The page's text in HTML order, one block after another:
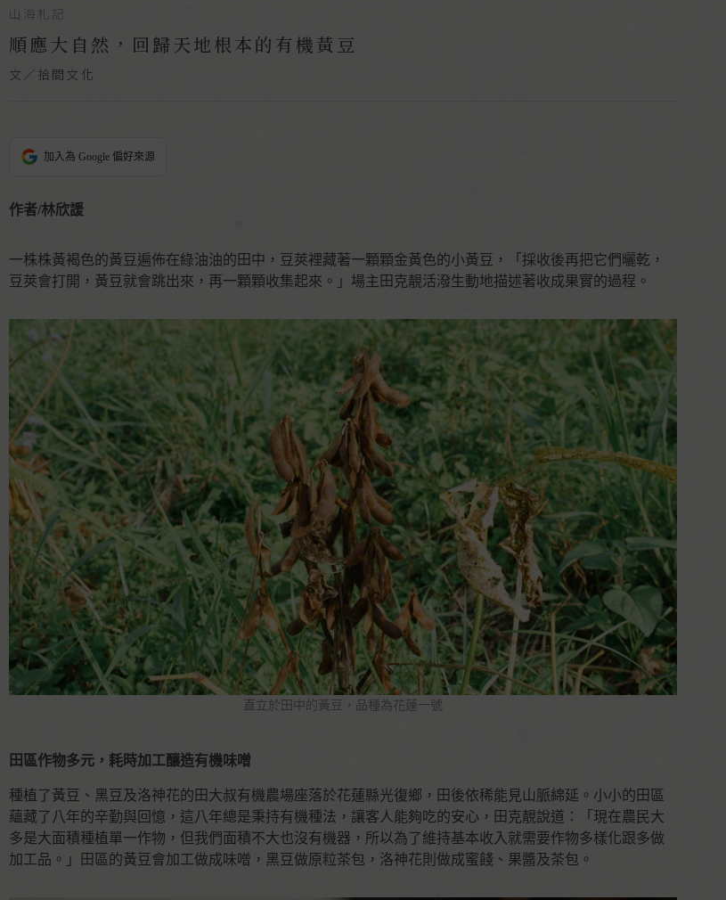
山海札記
順應大自然，回歸天地根本的有機黃豆
文／拾間文化
加入為 Google 偏好來源
作者/林欣諼
一株株黃褐色的黃豆遍佈在綠油油的田中，豆莢裡藏著一顆顆金黃色的小黃豆，「採收後再把它們曬乾，
豆莢會打開，黃豆就會跳出來，再一顆顆收集起來。」場主田克靚活潑生動地描述著收成果實的過程。
直立於田中的黃豆，品種為花蓮一號
田區作物多元，耗時加工釀造有機味噌
種植了黃豆、黑豆及洛神花的田大叔有機農場座落於花蓮縣光復鄉，田後依稀能見山脈綿延。小小的田區
蘊藏了八年的辛勤與回憶，這八年總是秉持有機種法，讓客人能夠吃的安心，田克靚說道：「現在農民大
多是大面積種植單一作物，但我們面積不大也沒有機器，所以為了維持基本收入就需要作物多樣化跟多做
加工品。」田區的黃豆會加工做成味噌，黑豆做原粒茶包，洛神花則做成蜜餞、果醬及茶包。